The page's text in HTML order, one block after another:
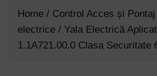
Home / Control Acces și Pontaj
electrice / Yala Electrică
1.1A721.00.0 Clasa Securitate